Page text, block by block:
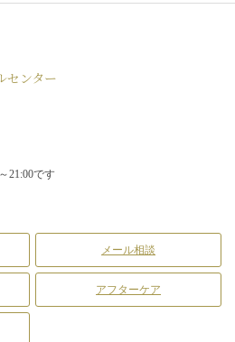
センター
21:00です
メール相談
アフターケア